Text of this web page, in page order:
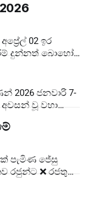
02 ඉර
දුන්නත් බොහෝ
2026 ජනවාරි 7-
වූ වහා
පැමිණ ජේසු